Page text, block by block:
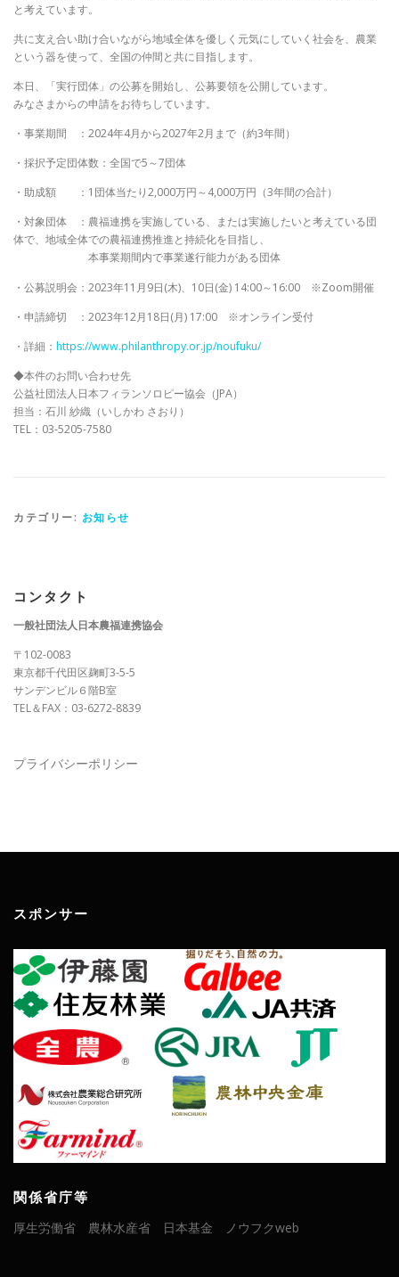
と考えています。
共に支え合い助け合いながら地域全体を優しく元気にしていく社会を、農業
という器を使って、全国の仲間と共に目指します。
本日、「実行団体」の公募を開始し、公募要領を公開しています。
みなさまからの申請をお待ちしています。
・事業期間 ：2024年4月から2027年2月まで（約3年間）
・採択予定団体数：全国で5～7団体
・助成額 ：1団体当たり2,000万円～4,000万円（3年間の合計）
・対象団体 ：農福連携を実施している、または実施したいと考えている団
体で、地域全体での農福連携推進と持続化を目指し、
本事業期間内で事業遂行能力がある団体
・公募説明会：2023年11月9日(木)、10日(金) 14:00～16:00 ※Zoom開催
・申請締切 ：2023年12月18日(月) 17:00 ※オンライン受付
・詳細： https://www.philanthropy.or.jp/noufuku/
◆本件のお問い合わせ先
公益社団法人日本フィランソロピー協会（JPA）
担当：石川 紗織（いしかわ さおり）
TEL：03-5205-7580
カテゴリー: お知らせ
コンタクト
一般社団法人日本農福連携協会
〒102-0083
東京都千代田区麹町3-5-5
サンデンビル６階B室
TEL＆FAX：03-6272-8839
プライバシーポリシー
スポンサー
関係省庁等
厚生労働省 農林水産省 日本基金 ノウフクweb